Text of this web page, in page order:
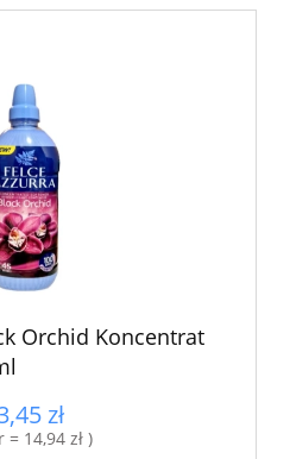
Orchid Koncentrat
zł
= 14,94 zł )